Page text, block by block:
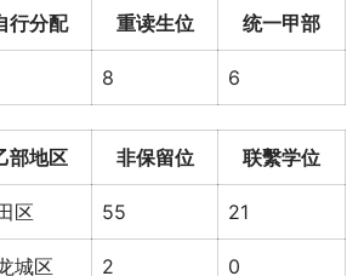
行分配 重读生位 统一甲部
8 6
部地区 非保留位 联繫学位
区 55 21
城区 2 0